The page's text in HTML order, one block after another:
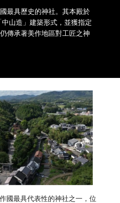
最具歷史的神社。其本殿於
山造」建築形式，並獲指定
傳承著美作地區對工匠之神
國最具代表性的神社之一，位